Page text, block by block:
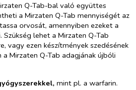
Q-Tab-bal való együttes
a Mirzaten Q-Tab mennyiségét az
orvosát, amennyiben ezeket a
lehet a Mirzaten Q-Tab
vagy ezen készítmények szedésének
Mirzaten Q-Tab adagjának újbóli
mint pl. a warfarin.